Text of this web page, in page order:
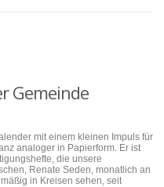
Gemeinde
mit einem kleinen Impuls für
analoger in Papierform. Er ist
die unsere
Renate Seden, monatlich an
in Kreisen sehen, seit